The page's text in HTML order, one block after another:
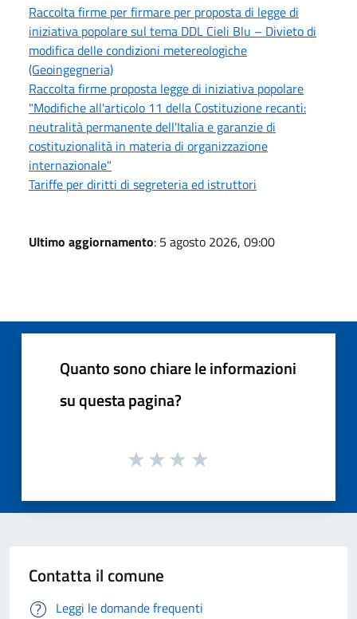
Raccolta firme per firmare per proposta di legge di
iniziativa popolare sul tema DDL Cieli Blu – Divieto di
modifica delle condizioni metereologiche
(Geoingegneria)
Raccolta firme proposta legge di iniziativa popolare
"Modifiche all'articolo 11 della Costituzione recanti:
neutralità permanente dell'Italia e garanzie di
costituzionalità in materia di organizzazione
internazionale"
Tariffe per diritti di segreteria ed istruttori
Ultimo aggiornamento: 5 agosto 2026, 09:00
Quanto sono chiare le informazioni
su questa pagina?
Contatta il comune
Leggi le domande frequenti